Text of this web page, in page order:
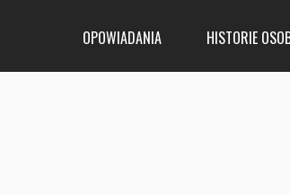
OPOWIADANIA HISTORIE